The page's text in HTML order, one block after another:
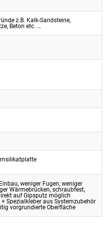
z.B. Kalk-Sandsteine,
Beton etc. …
weniger Fugen, weniger
Wärmebrücken, schraubfest,
auf Gipsputz möglich
Spezialkleber aus Systemzubehör
vorgrundierte Oberfläche